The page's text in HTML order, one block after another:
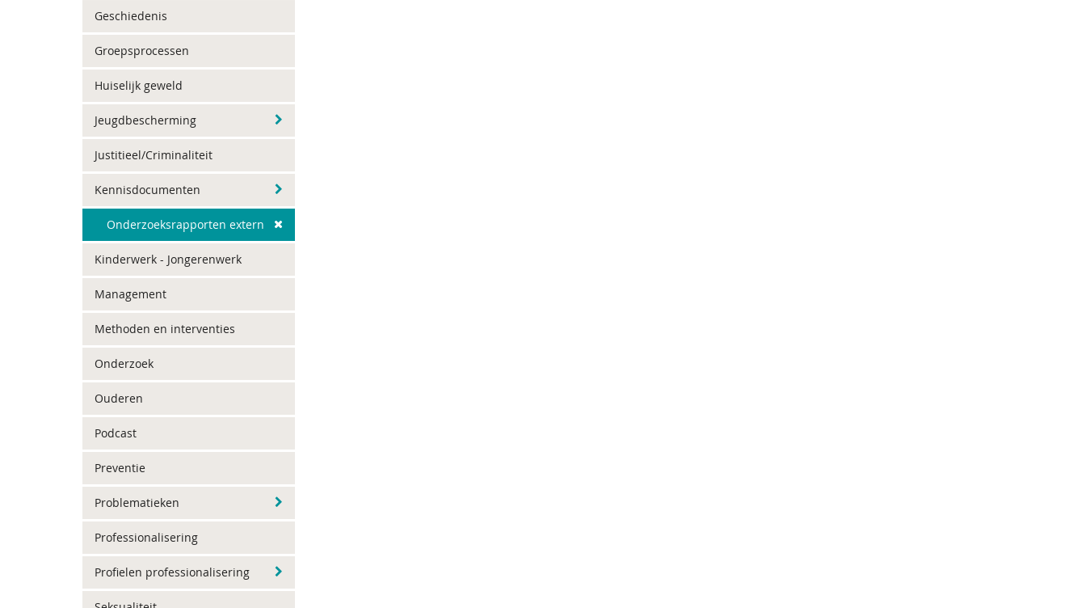
Geschiedenis
Groepsprocessen
Huiselijk geweld
Jeugdbescherming
Justitieel/Criminaliteit
Kennisdocumenten
Onderzoeksrapporten extern
Kinderwerk - Jongerenwerk
Management
Methoden en interventies
Onderzoek
Ouderen
Podcast
Preventie
Problematieken
Professionalisering
Profielen professionalisering